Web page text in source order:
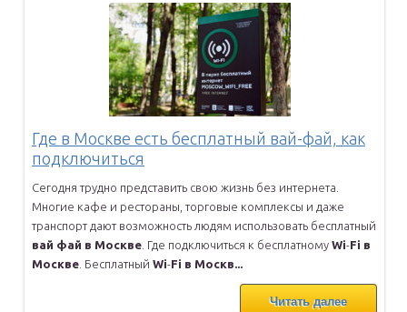
Где в Москве есть бесплатный вай-фай, как
подключиться
Сегодня трудно представить свою жизнь без интернета.
Многие кафе и рестораны, торговые комплексы и даже
транспорт дают возможность людям использовать бесплатный
вай фай в Москве . Где подключиться к бесплатному Wi-Fi в
Москве . Бесплатный Wi-Fi в Москв...
Читать далее